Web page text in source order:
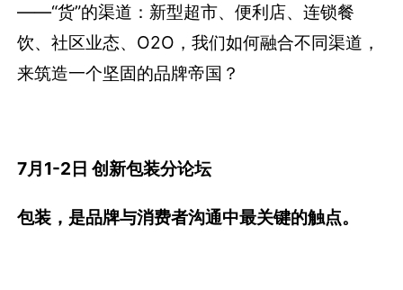
——“货”的渠道：新型超市、便利店、连锁餐
饮、社区业态、O2O，我们如何融合不同渠道，
来筑造一个坚固的品牌帝国？
7月1-2日 创新包装分论坛
包装，是品牌与消费者沟通中最关键的触点。